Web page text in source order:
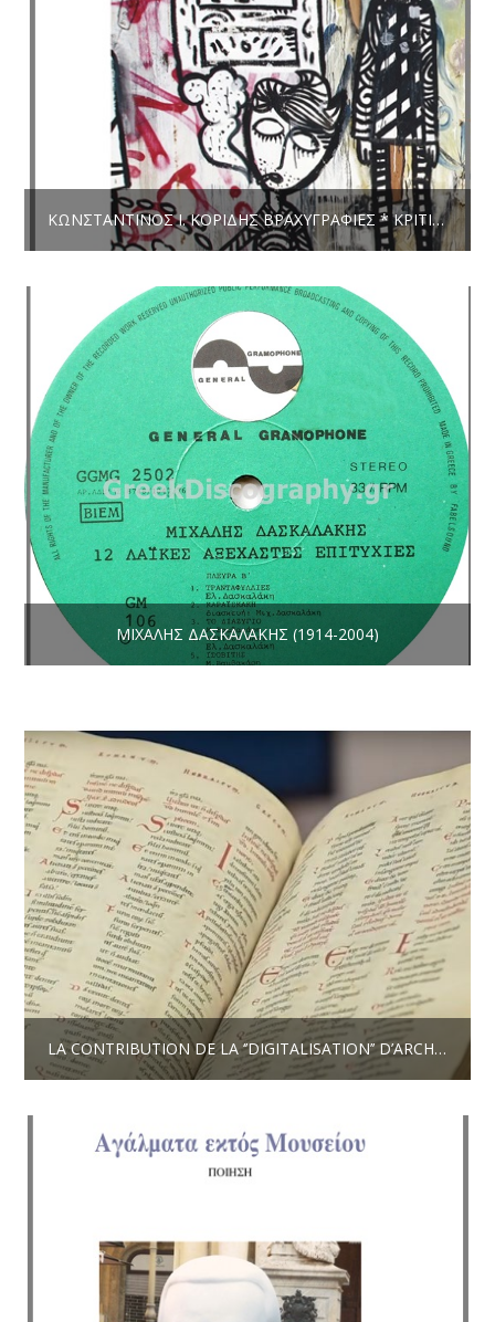
ΚΩΝΣΤΑΝΤΊΝΟΣ Ι. ΚΟΡΊΔΗΣ ΒΡΑΧΥΓΡΑΦΊΕΣ * ΚΡΙΤΙΚΉ
ΜΙΧΆΛΗΣ ΔΑΣΚΑΛΆΚΗΣ (1914-2004)
LA CONTRIBUTION DE LA ‘’DIGITALISATION’’ D’ARCHIVES RARES – LITTÉRAIRES, VISUELLES ET HISTORIQUES – À LA PROMOTION DU PATRIMOINE CULTUREL MONDIAL * VALENTINI KAMBATZA